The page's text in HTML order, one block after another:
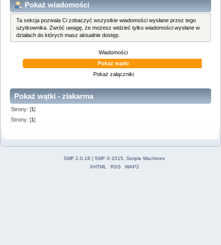
Pokaż wiadomości
Ta sekcja pozwala Ci zobaczyć wszystkie wiadomości wysłane przez tego
użytkownika. Zwróć uwagę, że możesz widzieć tylko wiadomości wysłane w
działach do których masz aktualnie dostęp.
Wiadomości
Pokaż wątki
Pokaż załączniki
Pokaż wątki - zlakarma
Strony: [1]
Strony: [1]
SMF 2.0.18 | SMF © 2015
Simple Machines
XHTML
RSS WAP2